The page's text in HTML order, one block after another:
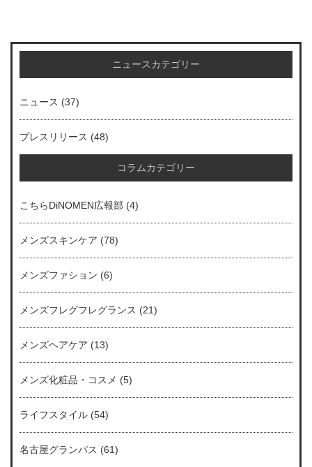
ニュースカテゴリー
ニュース (37)
プレスリリース (48)
コラムカテゴリー
こちらDiNOMEN広報部 (4)
メンズスキンケア (78)
メンズファション (6)
メンズフレグフレグランス (21)
メンズヘアケア (13)
メンズ化粧品・コスメ (5)
ライフスタイル (54)
名古屋グランパス (61)